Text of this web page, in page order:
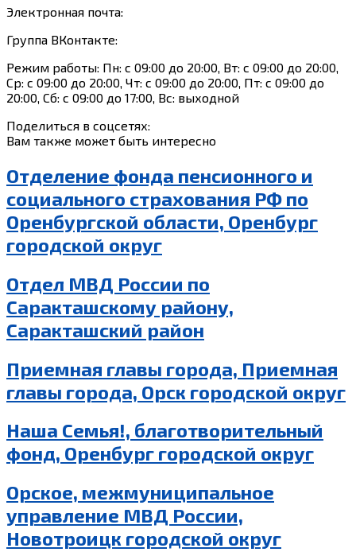
Электронная почта:
Группа ВКонтакте:
Режим работы: Пн: с 09:00 до 20:00, Вт: с 09:00 до 20:00,
Ср: с 09:00 до 20:00, Чт: с 09:00 до 20:00, Пт: с 09:00 до
20:00, Сб: с 09:00 до 17:00, Вс: выходной
Поделиться в соцсетях:
Вам также может быть интересно
Отделение фонда пенсионного и
социального страхования РФ по
Оренбургской области, Оренбург
городской округ
Отдел МВД России по
Саракташскому району,
Саракташский район
Приемная главы города, Приемная
главы города, Орск городской округ
Наша Семья!, благотворительный
фонд, Оренбург городской округ
Орское, межмуниципальное
управление МВД России,
Новотроицк городской округ